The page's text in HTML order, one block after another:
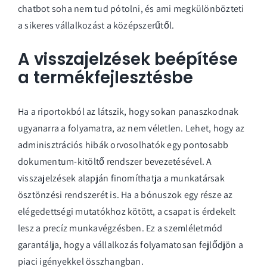
chatbot soha nem tud pótolni, és ami megkülönbözteti
a sikeres vállalkozást a középszerűtől.
A visszajelzések beépítése
a termékfejlesztésbe
Ha a riportokból az látszik, hogy sokan panaszkodnak
ugyanarra a folyamatra, az nem véletlen. Lehet, hogy az
adminisztrációs hibák orvosolhatók egy pontosabb
dokumentum-kitöltő rendszerbevezetésével. A
visszajelzések alapján finomíthatja a munkatársak
ösztönzési rendszerét is. Ha a bónuszok egy része az
elégedettségi mutatókhoz kötött, a csapat is érdekelt
lesz a precíz munkavégzésben. Ez a szemléletmód
garantálja, hogy a vállalkozás folyamatosan fejlődjön a
piaci igényekkel összhangban.